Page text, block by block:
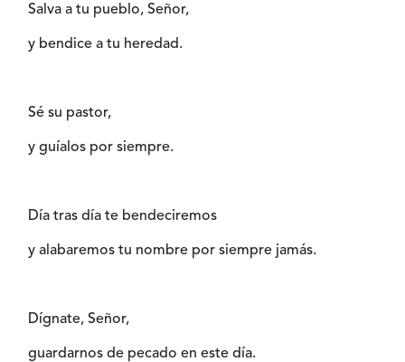
Salva a tu pueblo, Señor,
y bendice a tu heredad.
Sé su pastor,
y guíalos por siempre.
Día tras día te bendeciremos
y alabaremos tu nombre por siempre jamás.
Dígnate, Señor,
guardarnos de pecado en este día.